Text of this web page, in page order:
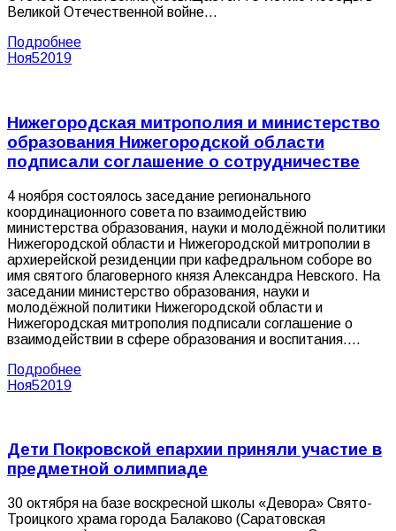
Великой Отечественной войне…
Подробнее
Ноя52019
Нижегородская митрополия и министерство
образования Нижегородской области
подписали соглашение о сотрудничестве
4 ноября состоялось заседание регионального
координационного совета по взаимодействию
министерства образования, науки и молодёжной политики
Нижегородской области и Нижегородской митрополии в
архиерейской резиденции при кафедральном соборе во
имя святого благоверного князя Александра Невского. На
заседании министерство образования, науки и
молодёжной политики Нижегородской области и
Нижегородская митрополия подписали соглашение о
взаимодействии в сфере образования и воспитания.…
Подробнее
Ноя52019
Дети Покровской епархии приняли участие в
предметной олимпиаде
30 октября на базе воскресной школы «Девора» Свято-
Троицкого храма города Балаково (Саратовская